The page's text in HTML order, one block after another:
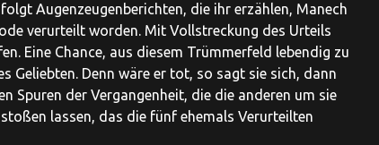
Augenzeugenberichten, die ihr erzählen, Manech
verurteilt worden. Mit Vollstreckung des Urteils
Eine Chance, aus diesem Trümmerfeld lebendig zu
Geliebten. Denn wäre er tot, so sagt sie sich, dann
Spuren der Vergangenheit, die die anderen um sie
lassen, das die fünf ehemals Verurteilten